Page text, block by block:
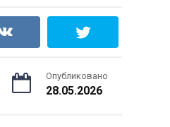
Опубликовано
28.05.2026